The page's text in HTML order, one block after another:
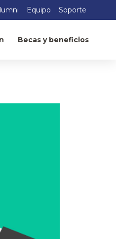
Equipo Soporte
Becas y beneficios